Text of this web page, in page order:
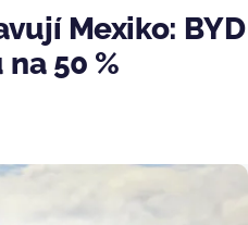
Mexiko: BYD
50 %